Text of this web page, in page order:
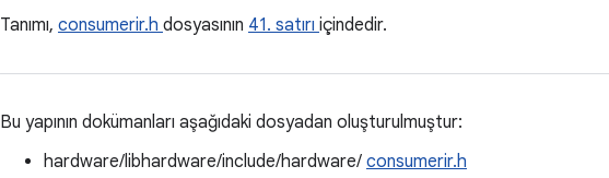
Tanımı, consumerir.h dosyasının 41. satırı içindedir.
Bu yapının dokümanları aşağıdaki dosyadan oluşturulmuştur:
hardware/libhardware/include/hardware/ consumerir.h